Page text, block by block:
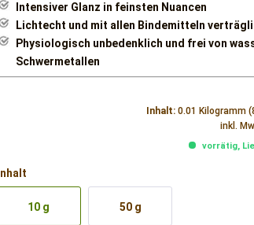
Intensiver Glanz in feinsten Nuancen
Lichtecht und mit allen Bindemitteln
Physiologisch unbedenklich und frei von
Schwermetallen
Inhalt: 0.01 Kilogramm
inkl.
vorrätig,
Inhalt
10 g 50 g